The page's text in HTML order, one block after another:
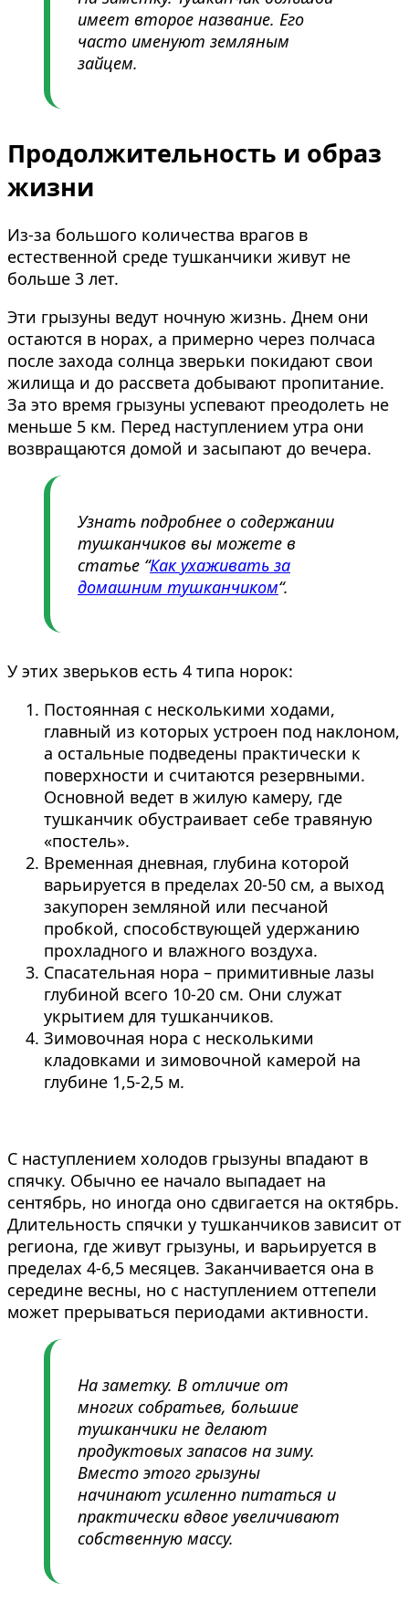
имеет второе название. Его
часто именуют земляным
зайцем.
Продолжительность и образ
жизни
Из-за большого количества врагов в
естественной среде тушканчики живут не
больше 3 лет.
Эти грызуны ведут ночную жизнь. Днем они
остаются в норах, а примерно через полчаса
после захода солнца зверьки покидают свои
жилища и до рассвета добывают пропитание.
За это время грызуны успевают преодолеть не
меньше 5 км. Перед наступлением утра они
возвращаются домой и засыпают до вечера.
Узнать подробнее о содержании
тушканчиков вы можете в
статье “Как ухаживать за
домашним тушканчиком“.
У этих зверьков есть 4 типа норок:
Постоянная с несколькими ходами,
главный из которых устроен под наклоном,
а остальные подведены практически к
поверхности и считаются резервными.
Основной ведет в жилую камеру, где
тушканчик обустраивает себе травяную
«постель».
Временная дневная, глубина которой
варьируется в пределах 20-50 см, а выход
закупорен земляной или песчаной
пробкой, способствующей удержанию
прохладного и влажного воздуха.
Спасательная нора – примитивные лазы
глубиной всего 10-20 см. Они служат
укрытием для тушканчиков.
Зимовочная нора с несколькими
кладовками и зимовочной камерой на
глубине 1,5-2,5 м.
С наступлением холодов грызуны впадают в
спячку. Обычно ее начало выпадает на
сентябрь, но иногда оно сдвигается на октябрь.
Длительность спячки у тушканчиков зависит от
региона, где живут грызуны, и варьируется в
пределах 4-6,5 месяцев. Заканчивается она в
середине весны, но с наступлением оттепели
может прерываться периодами активности.
На заметку. В отличие от
многих собратьев, большие
тушканчики не делают
продуктовых запасов на зиму.
Вместо этого грызуны
начинают усиленно питаться и
практически вдвое увеличивают
собственную массу.